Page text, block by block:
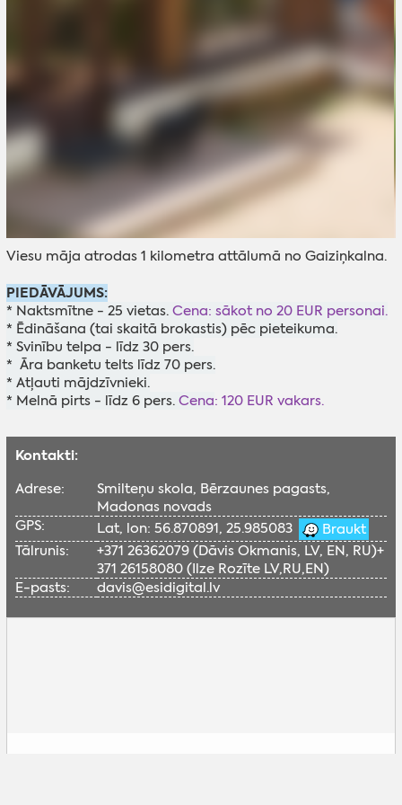
Viesu māja atrodas 1 kilometra attālumā no Gaiziņkalna.
PIEDĀVĀJUMS:
* Naktsmītne - 25 vietas. Cena: sākot no 20 EUR personai.
* Ēdināšana (tai skaitā brokastis) pēc pieteikuma.
* Svinību telpa - līdz 30 pers.
* Āra banketu telts līdz 70 pers.
* Atļauti mājdzīvnieki.
* Melnā pirts - līdz 6 pers. Cena: 120 EUR vakars.
Kontakti:
Adrese:
Smilteņu skola, Bērzaunes pagasts,
Madonas novads
GPS:
Lat, lon: 56.870891, 25.985083
Braukt
Tālrunis:
+371 26362079 (Dāvis Okmanis, LV, EN, RU)+
371 26158080 (Ilze Rozīte LV,RU,EN)
E-pasts:
davis@esidigital.lv